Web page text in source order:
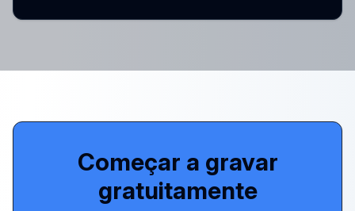
Começar a gravar
gratuitamente